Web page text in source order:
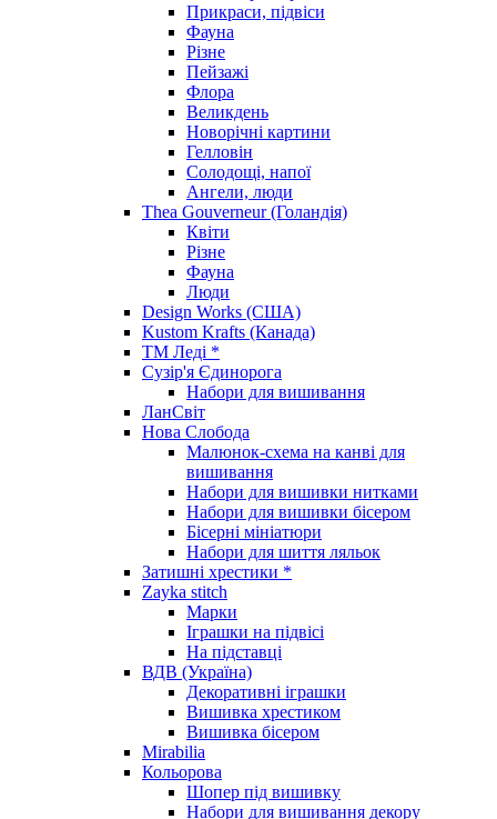
Прикраси, підвіси
Фауна
Різне
Пейзажі
Флора
Великдень
Новорічні картини
Гелловін
Солодощі, напої
Ангели, люди
Thea Gouverneur (Голандія)
Квіти
Різне
Фауна
Люди
Design Works (США)
Kustom Krafts (Канада)
ТМ Леді *
Сузір'я Єдинорога
Набори для вишивання
ЛанСвіт
Нова Слобода
Малюнок-схема на канві для
вишивання
Набори для вишивки нитками
Набори для вишивки бісером
Бісерні мініатюри
Набори для шиття ляльок
Затишні хрестики *
Zayka stitch
Марки
Іграшки на підвісі
На підставці
ВДВ (Україна)
Декоративні іграшки
Вишивка хрестиком
Вишивка бісером
Mirabilia
Кольорова
Шопер під вишивку
Набори для вишивання декору